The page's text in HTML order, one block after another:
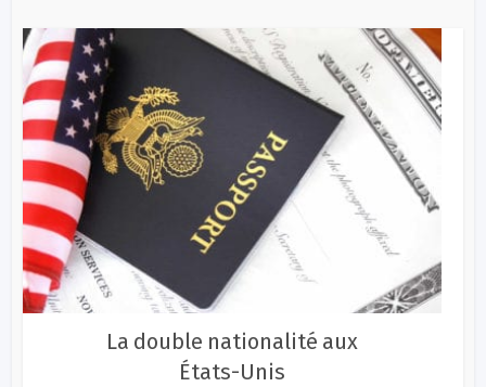
La double nationalité aux
États-Unis